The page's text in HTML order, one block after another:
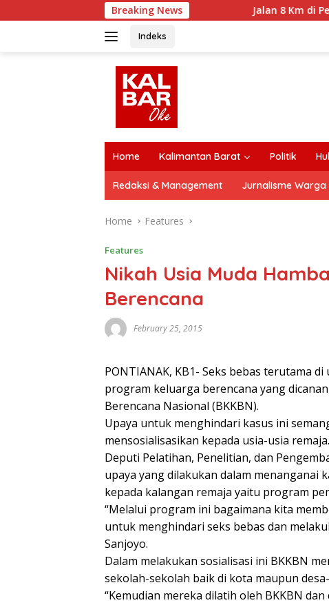
to
Breaking News Jalan 8 Km di Pedalaman
Indeks
Home Kalimantan Barat Politik
Redaksi & Management Jurnalisme Warga
Home Features
Features
Nikah Usia Muda
Berencana
February 25, 2015
PONTIANAK, KB1- Seks bebas terutama
program keluarga berencana yang
Berencana Nasional (BKKBN).
Upaya untuk menghindari kasus ini
mensosialisasikan kepada usia-usia remaja.
Deputi Pelatihan, Penelitian, dan
upaya yang dilakukan dalam
kepada kalangan remaja yaitu program
“Melalui program ini bagaimana kita
untuk menghindari seks bebas dan
Sanjoyo.
Dalam melakukan sosialisasi ini BKKBN
sekolah-sekolah baik di kota maupun
“Kemudian mereka dilatih oleh BKKBN